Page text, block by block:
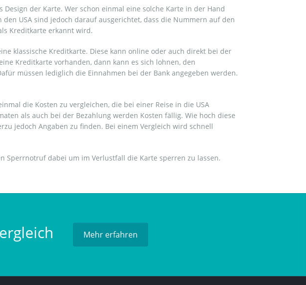
der Karte. Wer schon einmal eine solche Karte in der Hand
USA sind jedoch darauf ausgerichtet, dass die Nummern auf den
Kreditkarte erkannt wird.
klassische Kreditkarte. Diese kann online oder auch direkt bei der
Kreditkarte vorhanden, dann kann es sich lohnen, den
müssen lediglich die Einnahmen bei der Bank angegeben werden.
die Kosten zu vergleichen, die bei einer Reise in die USA
als auch bei der Bezahlung werden Kosten fällig. Wie hoch diese
jedoch Angaben zu finden. Bei einem Vergleich wird schnell
dabei um im Verlustfall die Karte sperren zu lassen.
Mehr erfahren